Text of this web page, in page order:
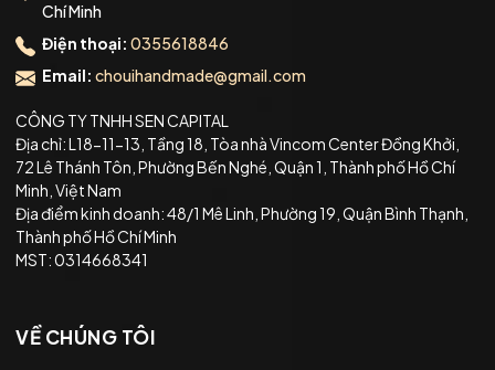
Chí Minh
Điện thoại: 0355618846
Email: chouihandmade@gmail.com
CÔNG TY TNHH SEN CAPITAL
Địa chỉ: L18-11-13, Tầng 18, Tòa nhà Vincom Center Đồng Khởi,
72 Lê Thánh Tôn, Phường Bến Nghé, Quận 1, Thành phố Hồ Chí
Minh, Việt Nam
Địa điểm kinh doanh: 48/1 Mê Linh, Phường 19, Quận Bình Thạnh,
Thành phố Hồ Chí Minh
MST: 0314668341
VỀ CHÚNG TÔI